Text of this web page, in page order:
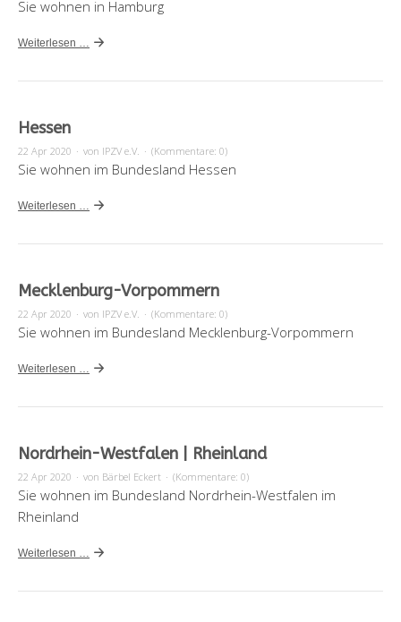
Sie wohnen in Hamburg
Weiterlesen …
Hessen
22 Apr 2020 · von IPZV e.V. · (Kommentare: 0)
Sie wohnen im Bundesland Hessen
Weiterlesen …
Mecklenburg-Vorpommern
22 Apr 2020 · von IPZV e.V. · (Kommentare: 0)
Sie wohnen im Bundesland Mecklenburg-Vorpommern
Weiterlesen …
Nordrhein-Westfalen | Rheinland
22 Apr 2020 · von Bärbel Eckert · (Kommentare: 0)
Sie wohnen im Bundesland Nordrhein-Westfalen im
Rheinland
Weiterlesen …